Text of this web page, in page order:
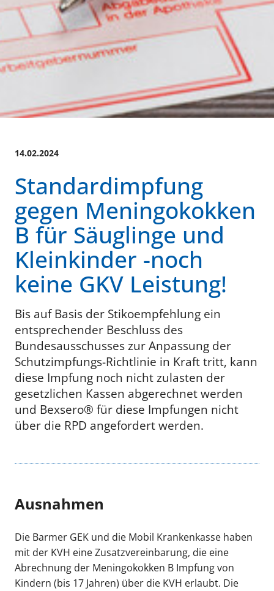
14.02.2024
Standardimpfung
gegen Meningokokken
B für Säuglinge und
Kleinkinder -noch
keine GKV Leistung!
Bis auf Basis der Stikoempfehlung ein
entsprechender Beschluss des
Bundesausschusses zur Anpassung der
Schutzimpfungs-Richtlinie in Kraft tritt, kann
diese Impfung noch nicht zulasten der
gesetzlichen Kassen abgerechnet werden
und Bexsero® für diese Impfungen nicht
über die RPD angefordert werden.
Ausnahmen
Die Barmer GEK und die Mobil Krankenkasse haben
mit der KVH eine Zusatzvereinbarung, die eine
Abrechnung der Meningokokken B Impfung von
Kindern (bis 17 Jahren) über die KVH erlaubt. Die